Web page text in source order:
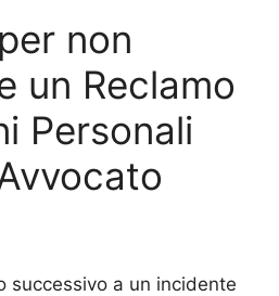
non
un Reclamo
Personali
successivo a un incidente